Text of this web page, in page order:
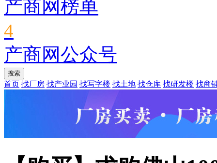
产商网榜单
4
产商网公众号
首页 找厂房 找产业园 找写字楼 找土地 找仓库 找研发楼 找商